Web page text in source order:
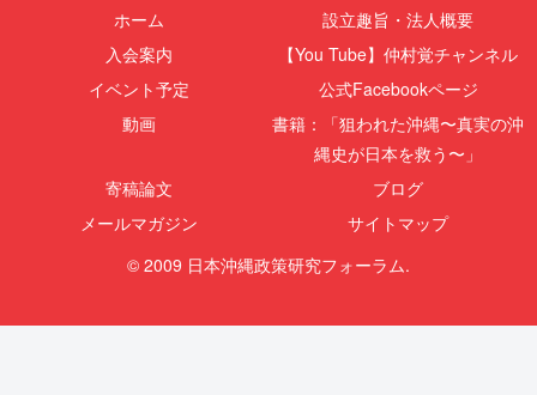
ホーム
設立趣旨・法人概要
入会案内
【You Tube】仲村覚チャンネル
イベント予定
公式Facebookページ
動画
書籍：「狙われた沖縄〜真実の沖
縄史が日本を救う〜」
寄稿論文
ブログ
メールマガジン
サイトマップ
© 2009 日本沖縄政策研究フォーラム.